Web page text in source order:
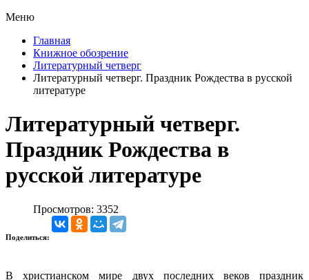
Меню
Главная
Книжное обозрение
Литературный четверг
Литературный четверг. Праздник Рождества в русской
литературе
Литературный четверг.
Праздник Рождества в
русской литературе
Просмотров: 3352
Поделиться:
В христианском мире двух последних веков праздник